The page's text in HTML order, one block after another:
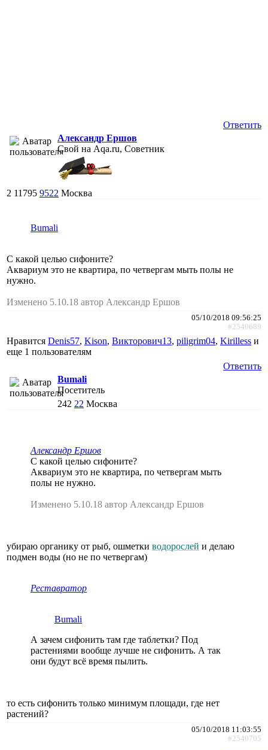
Ответить
Александр Ершов
Свой на Aqa.ru, Советник
2 11795 9522 Москва
Bumali
С какой целью сифоните?
Аквариум это не квартира, по четвергам мыть полы не
нужно.
Изменено 5.10.18 автор Александр Ершов
05/10/2018 09:56:25
#2540689
Нравится Denis57, Kison, Викторович13, piligrim04, Kirilless и
еще 1 пользователям
Ответить
Bumali
Посетитель
242 22 Москва
Александр Ершов
С какой целью сифоните?
Аквариум это не квартира, по четвергам мыть
полы не нужно.
Изменено 5.10.18 автор Александр Ершов
убираю органику от рыб, ошметки водорослей и делаю
подмен воды (но не по четвергам)
Реставратор
Bumali
А зачем сифонить там где таблетки? Под
растениями вообще лучше не сифонить. А так
они будут всё время пылить.
то есть сифонить только минимум площади, где нет
растений?
05/10/2018 11:03:55
#2540705